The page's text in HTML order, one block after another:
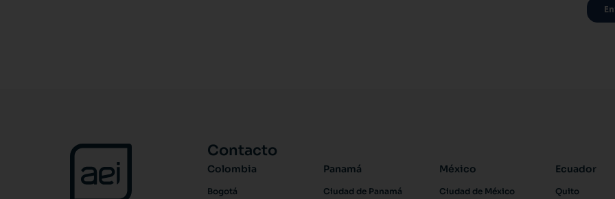
Contacto
Colombia
Bogotá
Panamá
Ciudad de Panamá
México
Ciudad de México
Ecuador
Quito